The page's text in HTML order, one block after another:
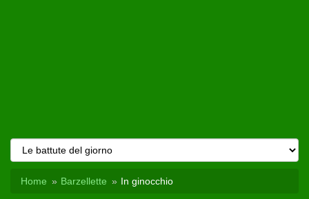
Home Barzellette In ginocchio